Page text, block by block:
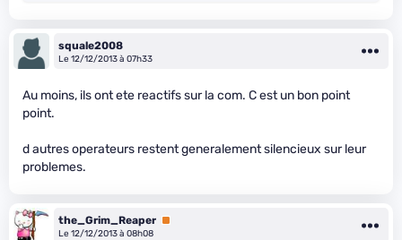
squale2008
Le 12/12/2013 à 07h33
Au moins, ils ont ete reactifs sur la com. C est un bon point
point.
d autres operateurs restent generalement silencieux sur leur
problemes.
the_Grim_Reaper Premium
Le 12/12/2013 à 08h08